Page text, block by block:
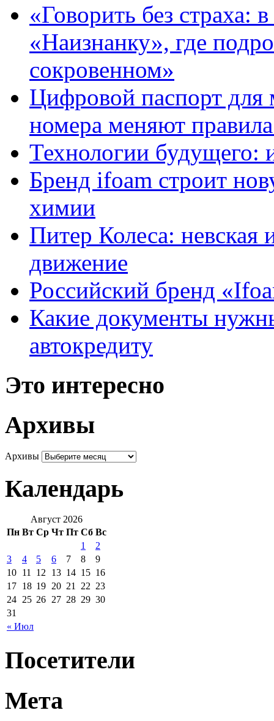
«Говорить без страха:
«Наизнанку», где
сокровенном»
Цифровой паспорт для
номера меняют
Технологии будущего:
Бренд ifoam строит
химии
Питер Колеса: невская
движение
Российский бренд
Какие документы
автокредиту
Это интересно
Архивы
Архивы
Календарь
Август 2026
Пн Вт Ср Чт Пт Сб Вс
« Июл
1
2
3
4 5 6 7 8
9
10 11 12 13 14 15 16
17 18 19 20 21 22 23
24 25 26 27 28 29 30
31
Посетители
Мета